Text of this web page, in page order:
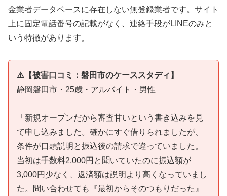
金業者データベースに存在しない無登録業者です。サイト
上に固定電話番号の記載がなく、連絡手段がLINEのみと
いう特徴があります。
⚠️【被害口コミ：磐田市のケーススタディ】
静岡磐田市・25歳・アルバイト・男性
「新規オープンだから審査甘いという書き込みを見
て申し込みました。確かにすぐ借りられましたが、
条件が口頭説明と振込後の請求で違っていました。
当初は手数料2,000円と聞いていたのに振込額が
3,000円少なく、返済額は説明より高くなっていまし
た。問い合わせても『最初からそのつもりだった』